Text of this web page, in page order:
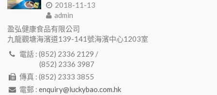
2018-11-13
admin
盈弘健康食品有限公司
九龍觀塘海濱道139-141號海濱中心1203室
電話 : (852) 2336 2129 /
(852) 2336 3987
傳真 : (852) 2333 3855
電郵 : enquiry@luckybao.com.hk